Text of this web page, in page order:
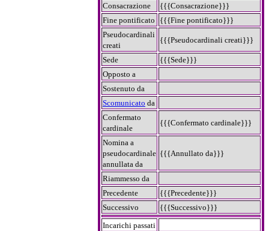
Consacrazione
{{{Consacrazione}}}
Fine pontificato
{{{Fine pontificato}}}
Pseudocardinali
creati
{{{Pseudocardinali creati}}}
Sede
{{{Sede}}}
Opposto a
Sostenuto da
Scomunicato da
Confermato
cardinale
{{{Confermato cardinale}}}
Nomina a
pseudocardinale
annullata da
{{{Annullato da}}}
Riammesso da
Precedente
{{{Precedente}}}
Successivo
{{{Successivo}}}
Incarichi passati